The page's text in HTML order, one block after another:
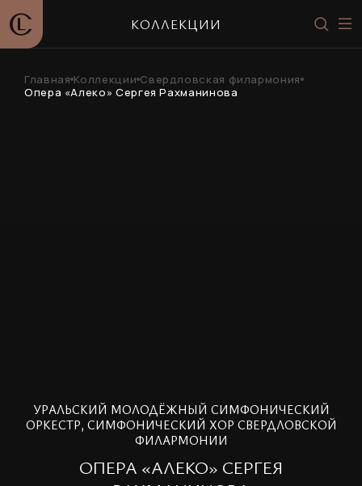
КОЛЛЕКЦИИ
Главная Коллекции Свердловская филармония
Опера «Алеко» Сергея Рахманинова
УРАЛЬСКИЙ МОЛОДЁЖНЫЙ СИМФОНИЧЕСКИЙ
ОРКЕСТР, СИМФОНИЧЕСКИЙ ХОР СВЕРДЛОВСКОЙ
ФИЛАРМОНИИ
ОПЕРА «АЛЕКО» СЕРГЕЯ